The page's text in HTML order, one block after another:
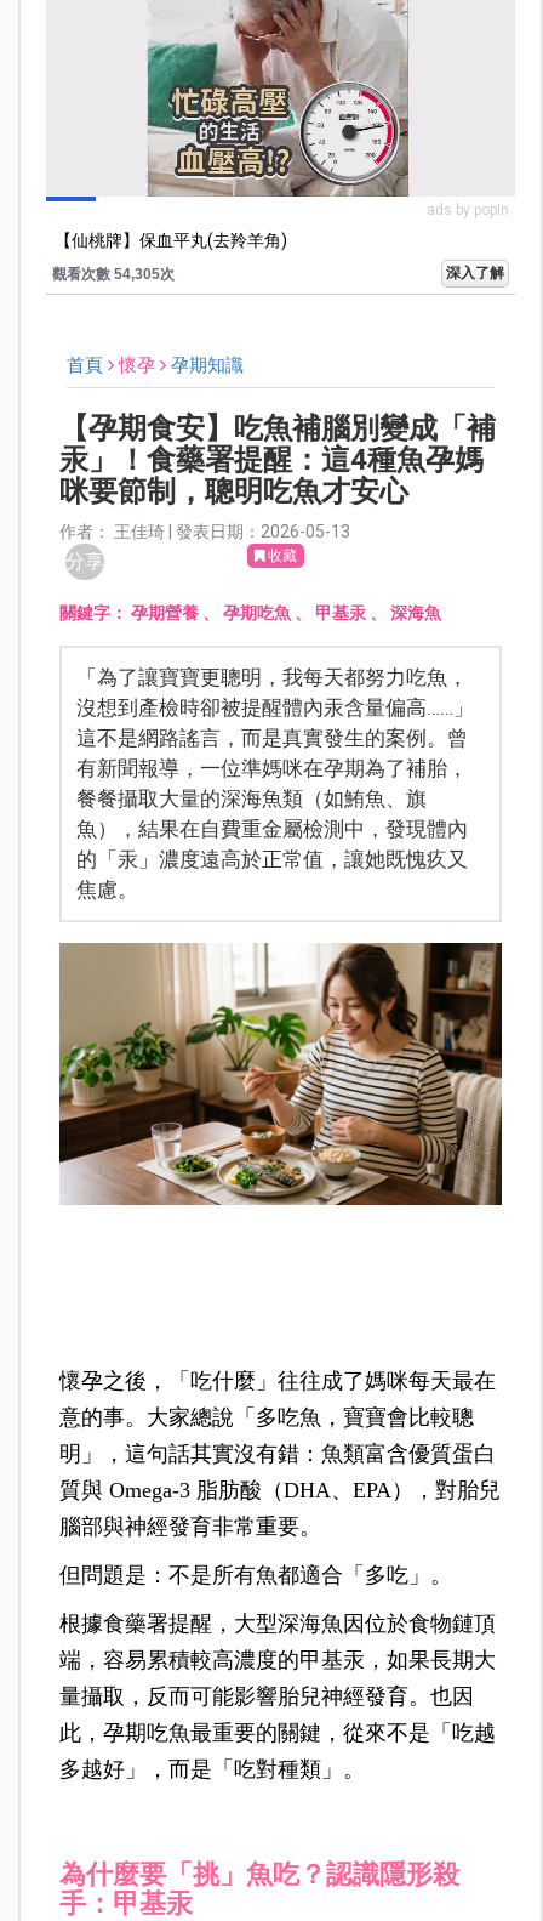
ads by popIn
【仙桃牌】保血平丸(去羚羊角)
觀看次數 54,305次 深入了解
首頁 懷孕 孕期知識
【孕期食安】吃魚補腦別變成「補
汞」！食藥署提醒：這4種魚孕媽
咪要節制，聰明吃魚才安心
作者： 王佳琦 | 發表日期：2026-05-13
分享 收藏
關鍵字：孕期營養 、孕期吃魚 、 甲基汞 、深海魚
「為了讓寶寶更聰明，我每天都努力吃魚，
沒想到產檢時卻被提醒體內汞含量偏高……」
這不是網路謠言，而是真實發生的案例。曾
有新聞報導，一位準媽咪在孕期為了補胎，
餐餐攝取大量的深海魚類（如鮪魚、旗
魚），結果在自費重金屬檢測中，發現體內
的「汞」濃度遠高於正常值，讓她既愧疚又
焦慮。
懷孕之後，「吃什麼」往往成了媽咪每天最在
意的事。大家總說「多吃魚，寶寶會比較聰
明」，這句話其實沒有錯：魚類富含優質蛋白
質與 Omega-3 脂肪酸（DHA、EPA），對胎兒
腦部與神經發育非常重要。
但問題是：不是所有魚都適合「多吃」。
根據食藥署提醒，大型深海魚因位於食物鏈頂
端，容易累積較高濃度的甲基汞，如果長期大
量攝取，反而可能影響胎兒神經發育。也因
此，孕期吃魚最重要的關鍵，從來不是「吃越
多越好」，而是「吃對種類」。
為什麼要「挑」魚吃？認識隱形殺
手：甲基汞